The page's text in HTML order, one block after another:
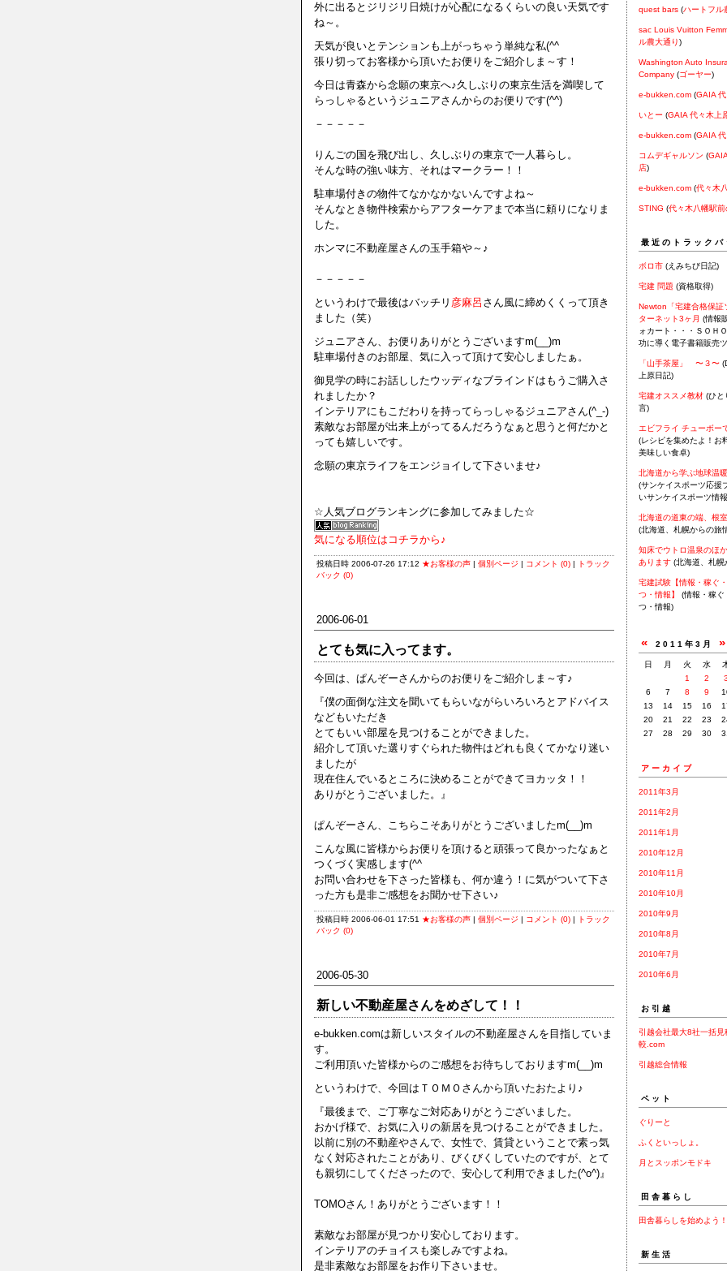
外に出るとジリジリ日焼けが心配になるくらいの良い天気です
ね～。
天気が良いとテンションも上がっちゃう単純な私(^^ゞ
張り切ってお客様から頂いたお便りをご紹介しま～す！
今日は青森から念願の東京へ♪久しぶりの東京生活を満喫して
らっしゃるというジュニアさんからのお便りです(^^)
－－－－－
りんごの国を飛び出し、久しぶりの東京で一人暮らし。
そんな時の強い味方、それはマークラー！！
駐車場付きの物件てなかなかないんですよね～
そんなとき物件検索からアフターケアまで本当に頼りになりま
した。
ホンマに不動産屋さんの玉手箱や～♪
－－－－－
というわけで最後はバッチリ 彦麻呂 さん風に締めくくって頂き
ました（笑）
ジュニアさん、お便りありがとうございますm(__)m
駐車場付きのお部屋、気に入って頂けて安心しましたぁ。
御見学の時にお話ししたウッディなブラインドはもうご購入さ
れましたか？
インテリアにもこだわりを持ってらっしゃるジュニアさん(^_-)
素敵なお部屋が出来上がってるんだろうなぁと思うと何だかと
っても嬉しいです。
念願の東京ライフをエンジョイして下さいませ♪
☆人気ブログランキングに参加してみました☆
気になる順位はコチラから♪
投稿日時 2006-07-26 17:12 ★お客様の声 | 個別ページ | コメント (0) |
トラック
バック (0)
2006-06-01
とても気に入ってます。
今回は、ぱんぞーさんからのお便りをご紹介しま～す♪
『僕の面倒な注文を聞いてもらいながらいろいろとアドバイス
などもいただき
とてもいい部屋を見つけることができました。
紹介して頂いた選りすぐられた物件はどれも良くてかなり迷い
ましたが
現在住んでいるところに決めることができてヨカッタ！！
ありがとうございました。』
ぱんぞーさん、こちらこそありがとうございましたm(__)m
こんな風に皆様からお便りを頂けると頑張って良かったなぁと
つくづく実感します(^^ゞ
お問い合わせを下さった皆様も、何か違う！に気がついて下さ
った方も是非ご感想をお聞かせ下さい♪
投稿日時 2006-06-01 17:51 ★お客様の声 | 個別ページ | コメント (0) |
トラック
バック (0)
2006-05-30
新しい不動産屋さんをめざして！！
e-bukken.comは新しいスタイルの不動産屋さんを目指していま
す。
ご利用頂いた皆様からのご感想をお待ちしておりますm(__)m
というわけで、今回はＴＯＭＯさんから頂いたおたより♪
『最後まで、ご丁寧なご対応ありがとうございました。
おかげ様で、お気に入りの新居を見つけることができました。
以前に別の不動産やさんで、女性で、賃貸ということで素っ気
なく対応されたことがあり、びくびくしていたのですが、とて
も親切にしてくださったので、安心して利用できました(^o^)』
TOMOさん！ありがとうございます！！
素敵なお部屋が見つかり安心しております。
インテリアのチョイスも楽しみですよね。
是非素敵なお部屋をお作り下さいませ。
quest bars (ハートフル
sac Louis Vuitton
ル農大通り)
Washington Auto
Company (ゴーヤー)
e-bukken.com (GAIA
いとー (GAIA 代々木上
e-bukken.com (GAIA
コムデギャルソン (
店)
e-bukken.com (代々木
STING (代々木八幡駅前
最近のトラックバ
ボロ市 (えみちび日記)
宅建 問題 (資格取得)
Newton「宅建合格保証
ターネット3ヶ月 (情報
ォカート・・・ＳＯＨ
功に導く電子書籍販売
「山手茶屋」 〜３〜
上原日記)
宅建オススメ教材 (ひと
言)
エビフライ チューボー
(レシピを集めたよ！お
美味しい食卓)
北海道から学ぶ地球温
(サンケイスポーツ応援
いサンケイスポーツ情
北海道の道東の端、根
(北海道、札幌からの旅
知床でウトロ温泉のほ
あります (北海道、札幌
宅建試験【情報・稼ぐ
つ・情報】
(情報・稼ぐ
つ・情報)
« 2011年3月 »
日 月 火 水
1
2 3
6
7 8 9
13
14 15 16
20
21 22 23
27
28 29 30
アーカイブ
2011年3月
2011年2月
2011年1月
2010年12月
2010年11月
2010年10月
2010年9月
2010年8月
2010年7月
2010年6月
お引越
引越会社最大8社一括見
較.com
引越総合情報
ペット
ぐりーと
ふくといっしょ。
月とスッポンモドキ
田舎暮らし
田舎暮らしを始めよう！
新生活